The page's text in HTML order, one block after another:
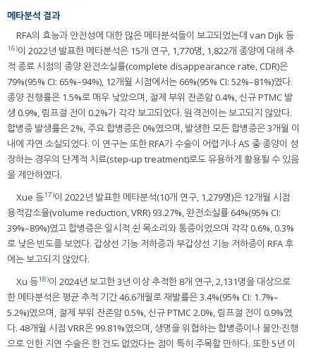
메타분석 결과
RFA의 효능과 안전성에 대한 많은 메타분석들이 보고되었는데 van Dijk 등
16)이 2022년 발표한 메타분석은 15개 연구, 1,770명, 1,822개 종양에 대해 추
적 종료 시점의 종양 완전소실률(complete disappearance rate, CDR)은
79%(95% CI: 65%–94%), 12개월 시점에서는 66%(95% CI: 52%–81%)였다.
종양 진행률은 1.5%로 매우 낮았으며, 절제 부위 잔존암 0.4%, 신규 PTMC 발
생 0.9%, 림프절 전이 0.2%가 각각 보고되었다. 원격전이는 보고되지 않았다.
합병증 발생률은 2%, 주요 합병증은 0%였으며, 발생한 모든 합병증은 3개월 이
내에 자연 소실되었다. 이 연구는 또한 RFA가 수술이 어렵거나 AS 중 종양이 성
장하는 경우의 단계적 치료(step-up treatment)로도 유용하게 활용될 수 있음
을 제안하였다.
Xue 등17)이 2022년 발표한 메타분석(10개 연구, 1,279명)은 12개월 시점
용적감소율(volume reduction, VRR) 93.27%, 완전소실률 64%(95% CI:
39%–89%)였고 합병증은 일시적 쉰 목소리와 통증이었으며 각각 0.6%, 0.3%
로 낮은 빈도를 보였다. 갑상선 기능 저하증과 부갑상선 기능 저하증이 RFA 후
에는 보고되지 않았다.
Xu 등18)이 2024년 보고한 3년 이상 추적한 8개 연구, 2,131명을 대상으로
한 메타분석은 평균 추적 기간 46.6개월로 재발률은 3.4%(95% CI: 1.7%–
5.2%)였으며, 절제 부위 잔존암 0.5%, 신규 PTMC 2.0%, 림프절 전이 0.9%였
다. 48개월 시점 VRR은 99.81%였으며, 생명을 위협하는 합병증이나 불안·진행
으로 인한 지연 수술은 한 건도 없었다는 점이 특히 주목할 만하다. 또한 5년 이